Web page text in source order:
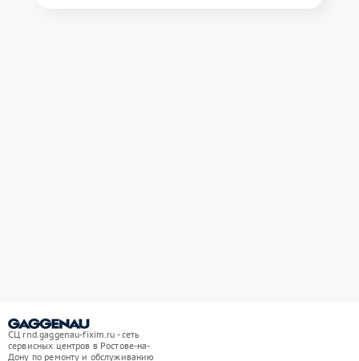
СЦ rnd.gaggenau-fixim.ru - сеть
сервисных центров в Ростове-на-
Дону по ремонту и обслуживанию